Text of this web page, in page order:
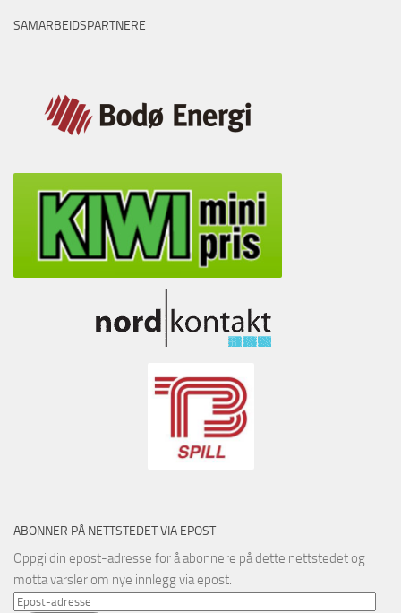
SAMARBEIDSPARTNERE
ABONNER PÅ NETTSTEDET VIA EPOST
Oppgi din epost-adresse for å abonnere på dette nettstedet og
motta varsler om nye innlegg via epost.
Epost-